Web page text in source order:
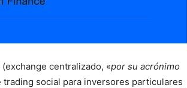
centralizado, «por su acrónimo
trading social para inversores particulares